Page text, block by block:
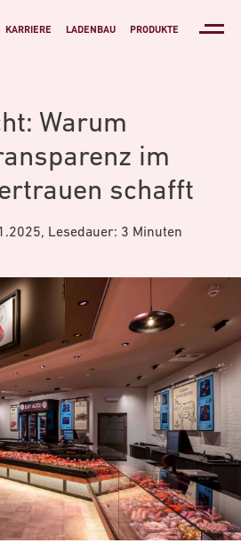
KARRIERE LADENBAU PRODUKTE
Warum
im
schafft
Lesedauer: 3 Minuten